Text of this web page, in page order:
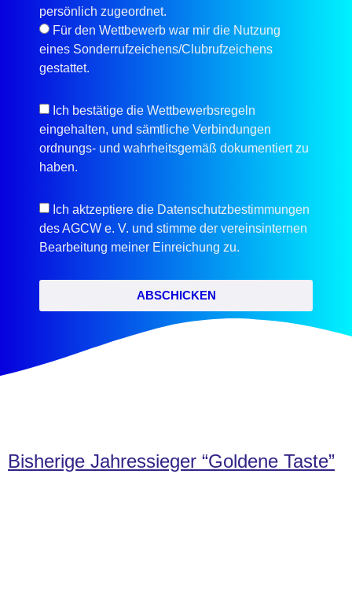
persönlich zugeordnet.
Für den Wettbewerb war mir die Nutzung
eines Sonderrufzeichens/Clubrufzeichens
gestattet.
Ich bestätige die Wettbewerbsregeln
eingehalten, und sämtliche Verbindungen
ordnungs- und wahrheitsgemäß dokumentiert zu
haben.
Ich aktzeptiere die Datenschutzbestimmungen
des AGCW e. V. und stimme der vereinsinternen
Bearbeitung meiner Einreichung zu.
ABSCHICKEN
Bisherige Jahressieger “Goldene Taste”